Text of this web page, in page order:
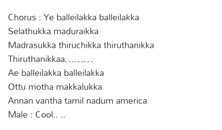
Chorus : Ye balleilakka balleilakka
Selathukka maduraikka
Madrasukka thiruchikka thiruthanikka
Thiruthanikkaa………
Ae balleilakka balleilakka
Ottu motha makkalukka
Annan vantha tamil nadum america
Male : Cool.. ..